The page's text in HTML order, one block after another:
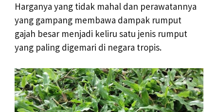
Harganya yang tidak mahal dan perawatannya
yang gampang membawa dampak rumput
gajah besar menjadi keliru satu jenis rumput
yang paling digemari di negara tropis.